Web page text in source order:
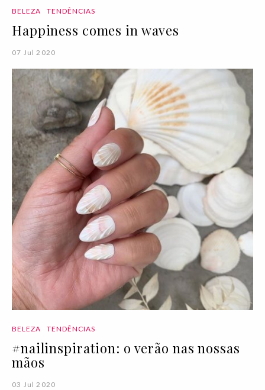
BELEZA TENDÊNCIAS
Happiness comes in waves
07 Jul 2020
BELEZA TENDÊNCIAS
#nailinspiration: o verão nas nossas
mãos
03 Jul 2020